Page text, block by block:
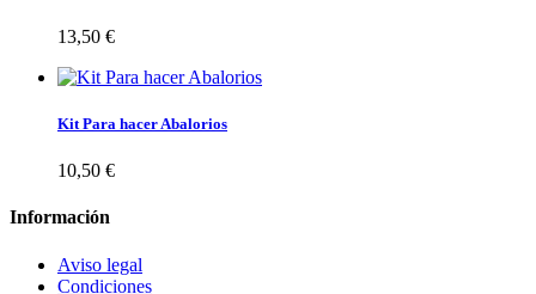
13,50 €
Kit Para hacer Abalorios
10,50 €
Información
Aviso legal
Condiciones